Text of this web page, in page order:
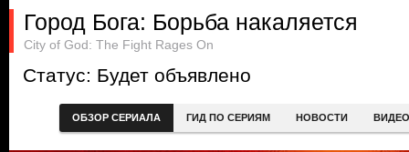
Город Бога: Борьба накаляется
City of God: The Fight Rages On
Статус: Будет объявлено
ОБЗОР СЕРИАЛА ГИД ПО СЕРИЯМ НОВОСТИ ВИДЕО